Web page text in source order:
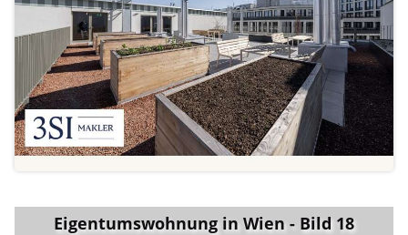
Eigentumswohnung in Wien - Bild 18